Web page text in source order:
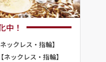
中！
ックレス・指輪】
ックレス・指輪】